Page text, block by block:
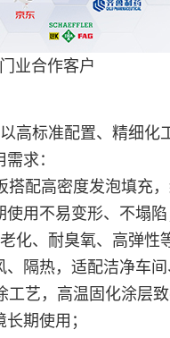
业合作客户
以高标准配置、精细化
求：
配高密度发泡填充
用不易变形、不塌陷
化、耐臭氧、高弹性
隔热，适配洁净车间
艺，高温固化涂层
期使用；